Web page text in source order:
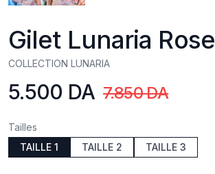
Gilet Lunaria Rose
COLLECTION LUNARIA
Product information
5.500 DA 7.850 DA
Tailles
TAILLE 1
TAILLE 2 TAILLE 3